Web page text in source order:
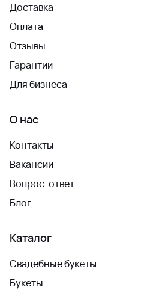
Доставка
Оплата
Отзывы
Гарантии
Для бизнеса
О нас
Контакты
Вакансии
Вопрос-ответ
Блог
Каталог
Свадебные букеты
Букеты